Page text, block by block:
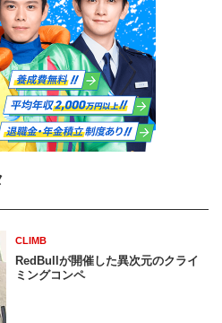
CLIMB
RedBullが開催した異次元のクライ
ミングコンペ